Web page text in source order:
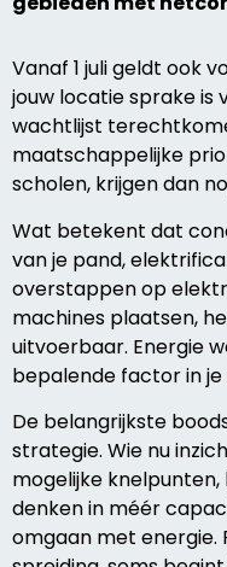
Vanaf 1 juli geldt ook
jouw locatie sprake is
wachtlijst
maatschappelijke
scholen, krijgen dan
Wat betekent dat
van je pand,
overstappen op
machines plaatsen,
uitvoerbaar. Energie
bepalende factor in
De belangrijkste
strategie. Wie nu
mogelijke
denken in méér
omgaan met energie.